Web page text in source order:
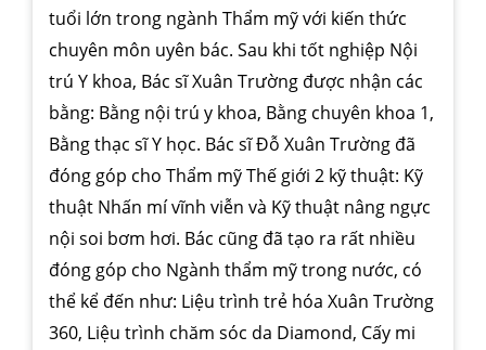
tuổi lớn trong ngành Thẩm mỹ với kiến thức
chuyên môn uyên bác. Sau khi tốt nghiệp Nội
trú Y khoa, Bác sĩ Xuân Trường được nhận các
bằng: Bằng nội trú y khoa, Bằng chuyên khoa 1,
Bằng thạc sĩ Y học. Bác sĩ Đỗ Xuân Trường đã
đóng góp cho Thẩm mỹ Thế giới 2 kỹ thuật: Kỹ
thuật Nhấn mí vĩnh viễn và Kỹ thuật nâng ngực
nội soi bơm hơi. Bác cũng đã tạo ra rất nhiều
đóng góp cho Ngành thẩm mỹ trong nước, có
thể kể đến như: Liệu trình trẻ hóa Xuân Trường
360, Liệu trình chăm sóc da Diamond, Cấy mi